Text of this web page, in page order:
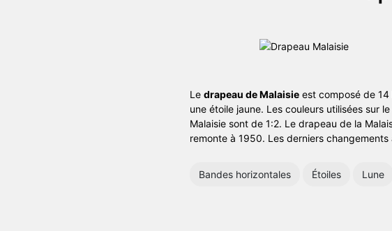
Le drapeau de Malaisie est composé de
une étoile jaune. Les couleurs utilisées sur
Malaisie sont de 1:2. Le drapeau de la
remonte à 1950. Les derniers
Bandes horizontales Étoiles Lune